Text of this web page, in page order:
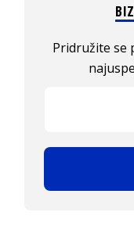
Pridružite se